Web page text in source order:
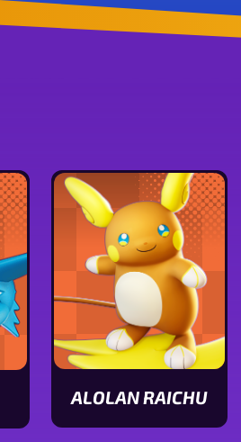
ALOLAN RAICHU
Ver